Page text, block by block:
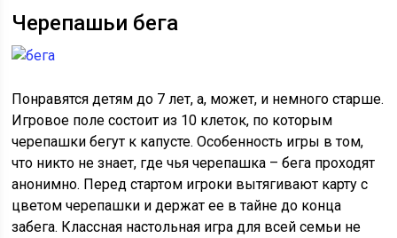
Черепашьи бега
Понравятся детям до 7 лет, а, может, и немного старше.
Игровое поле состоит из 10 клеток, по которым
черепашки бегут к капусте. Особенность игры в том,
что никто не знает, где чья черепашка – бега проходят
анонимно. Перед стартом игроки вытягивают карту с
цветом черепашки и держат ее в тайне до конца
забега. Классная настольная игра для всей семьи не